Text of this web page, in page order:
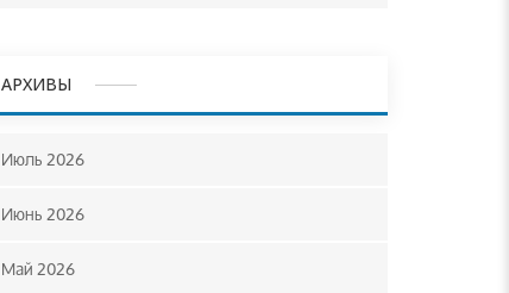
АРХИВЫ
Июль 2026
Июнь 2026
Май 2026